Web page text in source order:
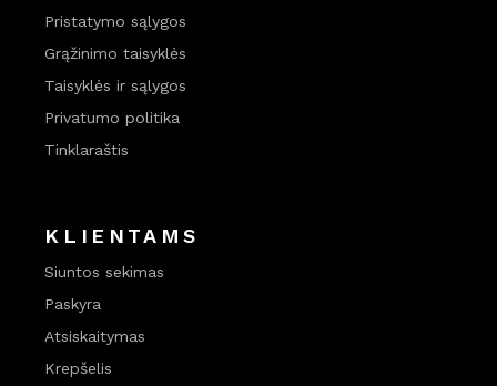
Pristatymo sąlygos
Grąžinimo taisyklės
Taisyklės ir sąlygos
Privatumo politika
Tinklaraštis
KLIENTAMS
Siuntos sekimas
Paskyra
Atsiskaitymas
Krepšelis